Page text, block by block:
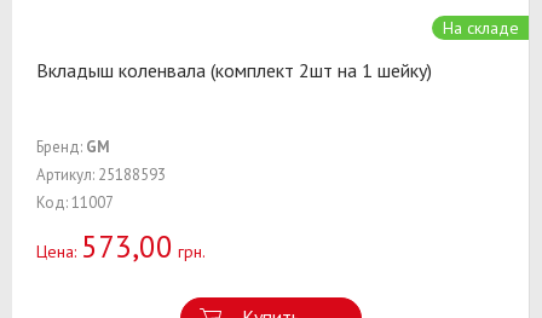
На складе
Вкладыш коленвала (комплект 2шт на 1 шейку)
Бренд: GM
Артикул: 25188593
Код: 11007
Цена: 573,00 грн.